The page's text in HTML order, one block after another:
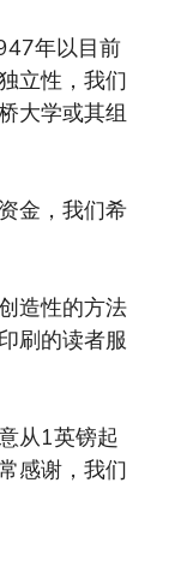
年以目前
立性，我们
大学或其组
金，我们希
造性的方法
刷的读者服
从1英镑起
感谢，我们